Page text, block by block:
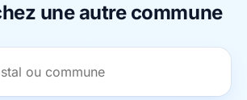
une autre commune